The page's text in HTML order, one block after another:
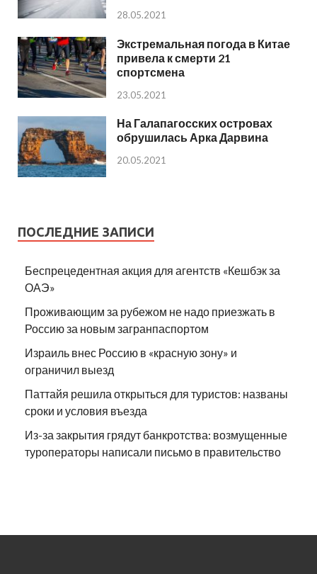
28.05.2021
Экстремальная погода в Китае
привела к смерти 21
спортсмена
23.05.2021
На Галапагосских островах
обрушилась Арка Дарвина
20.05.2021
ПОСЛЕДНИЕ ЗАПИСИ
Беспрецедентная акция для агентств «Кешбэк за
ОАЭ»
Проживающим за рубежом не надо приезжать в
Россию за новым загранпаспортом
Израиль внес Россию в «красную зону» и
ограничил выезд
Паттайя решила открыться для туристов: названы
сроки и условия въезда
Из-за закрытия грядут банкротства: возмущенные
туроператоры написали письмо в правительство